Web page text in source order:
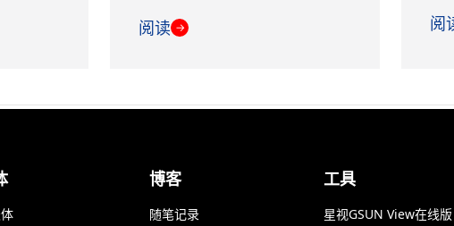
阅读 → 阅
博客
随笔记录
工具
星视GSUN View在线版